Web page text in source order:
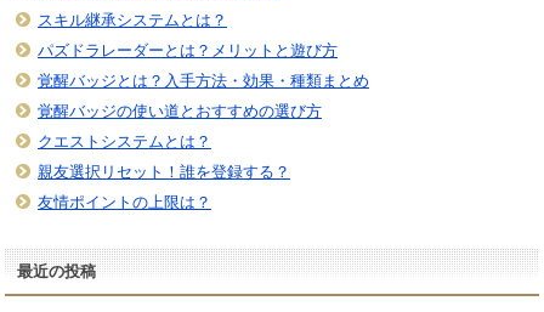
スキル継承システムとは？
パズドラレーダーとは？メリットと遊び方
覚醒バッジとは？入手方法・効果・種類まとめ
覚醒バッジの使い道とおすすめの選び方
クエストシステムとは？
親友選択リセット！誰を登録する？
友情ポイントの上限は？
最近の投稿